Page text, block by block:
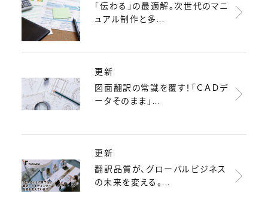
「伝わる」の最適解。次世代のマニ
ュアル制作と多...
更新
図面翻訳の常識を覆す！「ＣＡＤデ
ータそのまま」...
更新
翻訳品質が、グローバルビジネス
の未来を変える。...